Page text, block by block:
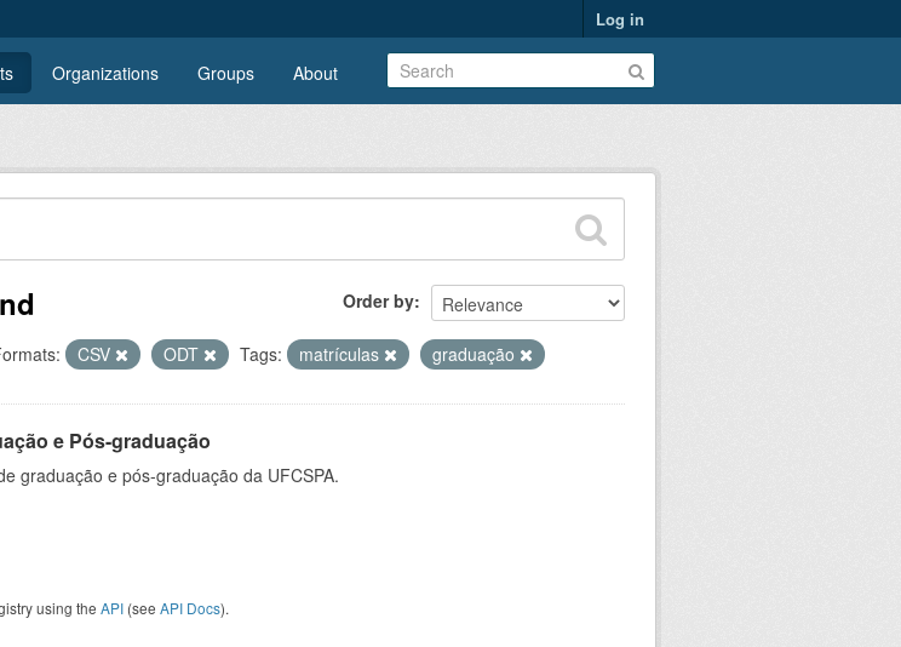
Log in
Organizations Groups About
Order by
CSV ODT Tags: matrículas graduação
e Pós-graduação
graduação e pós-graduação da UFCSPA.
using the API (see API Docs).